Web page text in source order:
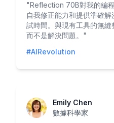
"Reflection 70B對我的編
自我修正能力和提供準確
試時間。與現有工具的無縫
而不是解決問題。 "
#AIRevolution
Emily Chen
數據科學家